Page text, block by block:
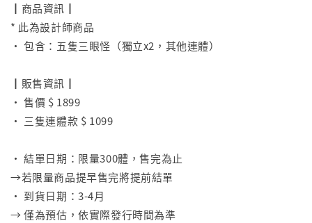
┃商品資訊┃
* 此為設計師商品
• 包含：五隻三眼怪（獨立x2，其他連體）
┃販售資訊┃
• 售價 $ 1899
• 三隻連體款 $ 1099
• 結單日期：限量300體，售完為止
→若限量商品提早售完將提前結單
• 到貨日期：3-4月
→ 僅為預估，依實際發行時間為準